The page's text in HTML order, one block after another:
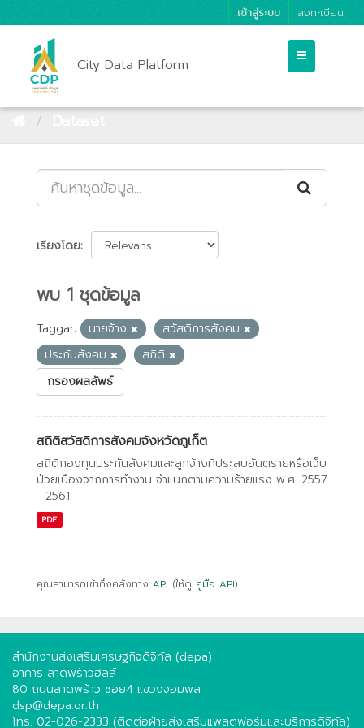
เข้าสู่ระบบ ลงทะเบียน
City Data Platform
เรียงโดย
พบ 1 ชุดข้อมูล
Taggar: นายจ้าง
สวัสดิการสังคม
ประกันสังคม
สถิติ
กรองผลลัพธ์
สถิติสวัสดิการสังคมจังหวัดภูเก็ต
สถิติกองทุนประกันสังคมและลูกจ้างที่ประสบอันตรายหรือเจ็บ
ป่วยเนื่องจากการทํางาน จําแนกตามความร้ายแรง พ.ศ. 2557
- 2561
PDF
คุณสามารถเข้าถึงคลังทาง API (ให้ดู คู่มือ API).
สำนักงานส่งเสริมเศรษฐกิจดิจิทัล (depa)
อาคาร ลาดพร้าวฮิลล์
80 ถนนลาดพร้าว ซอย4 แขวงจอมพล
dsp@depa.or.th
โทร. 02-026-2333 (ติดต่อฝ่ายส่งเสริมแพลตฟอร์มและบริการดิจิทัล)